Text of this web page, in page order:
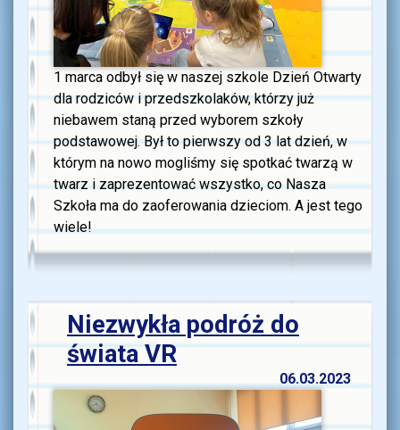
1 marca odbył się w naszej szkole Dzień Otwarty
dla rodziców i przedszkolaków, którzy już
niebawem staną przed wyborem szkoły
podstawowej. Był to pierwszy od 3 lat dzień, w
którym na nowo mogliśmy się spotkać twarzą w
twarz i zaprezentować wszystko, co Nasza
Szkoła ma do zaoferowania dzieciom. A jest tego
wiele!
Niezwykła podróż do
świata VR
06.03.2023